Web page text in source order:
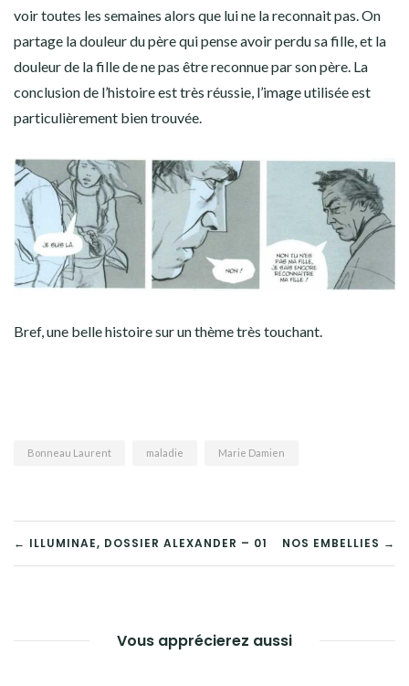
voir toutes les semaines alors que lui ne la reconnait pas. On
partage la douleur du père qui pense avoir perdu sa fille, et la
douleur de la fille de ne pas être reconnue par son père. La
conclusion de l’histoire est très réussie, l’image utilisée est
particulièrement bien trouvée.
Bref, une belle histoire sur un thème très touchant.
Bonneau Laurent maladie Marie Damien
NAVIGATION
← ILLUMINAE, DOSSIER ALEXANDER – 01 NOS EMBELLIES →
Vous apprécierez aussi